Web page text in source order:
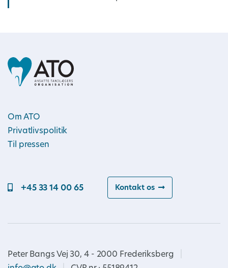
Om ATO
Privatlivspolitik
Til pressen
+45 33 14 00 65 Kontakt os
Peter Bangs Vej 30, 4 - 2000 Frederiksberg